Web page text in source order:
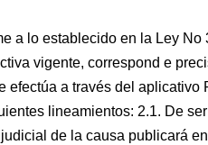
a lo establecido en la Ley No
vigente, correspond e
efectúa a través del aplicativo
lineamientos: 2.1. De
de la causa publicará